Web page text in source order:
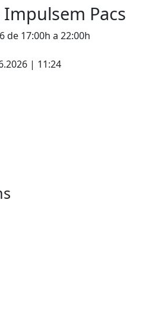
Impulsem Pacs
de 17:00h a 22:00h
| 11:24